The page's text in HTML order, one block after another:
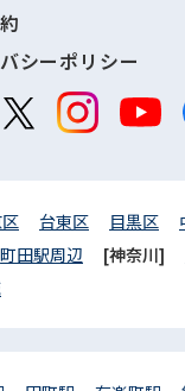
シーポリシー
台東区 目黒区
町田駅周辺 [神奈川]